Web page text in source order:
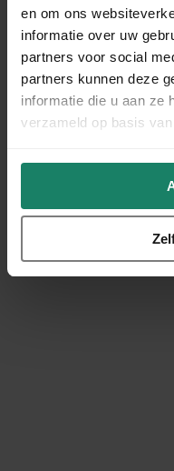
en om ons
informatie over uw
partners voor social
partners kunnen deze
informatie die u aan ze
verzameld op basis